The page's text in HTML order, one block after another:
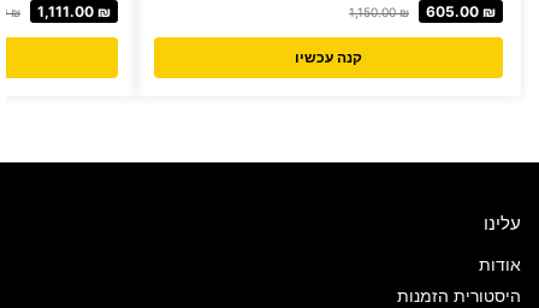
1,150.00₪ 605.00 ₪
קנה עכשיו
₪ 1,111.00 ₪
עלינו
אודות
היסטורית הזמנות